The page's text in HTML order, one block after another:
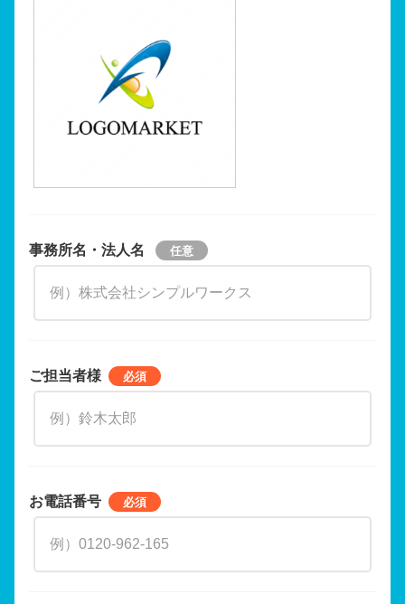
事務所名・法人名
ご担当者様
お電話番号